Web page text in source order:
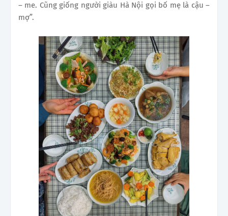
– me. Cũng giống người giàu Hà Nội gọi bố mẹ là cậu –
mợ”.